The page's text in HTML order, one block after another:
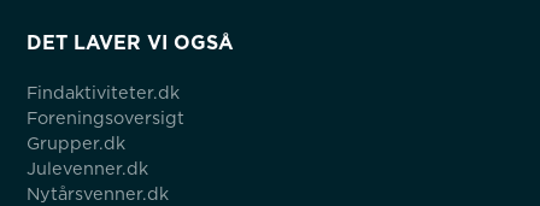
DET LAVER VI OGSÅ
Findaktiviteter.dk
Foreningsoversigt
Grupper.dk
Julevenner.dk
Nytårsvenner.dk